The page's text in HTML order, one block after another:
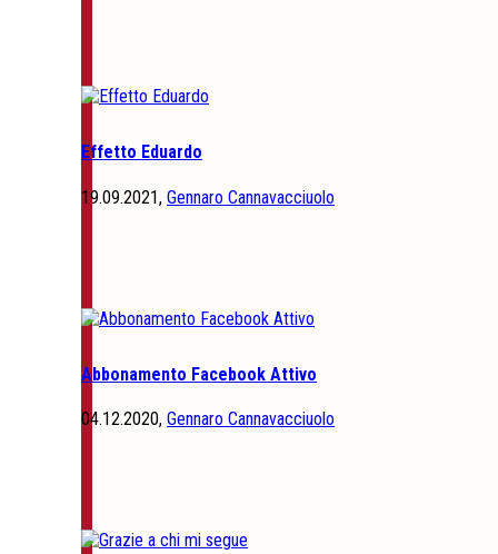
Effetto Eduardo
19.09.2021, Gennaro Cannavacciuolo
Abbonamento Facebook Attivo
04.12.2020, Gennaro Cannavacciuolo